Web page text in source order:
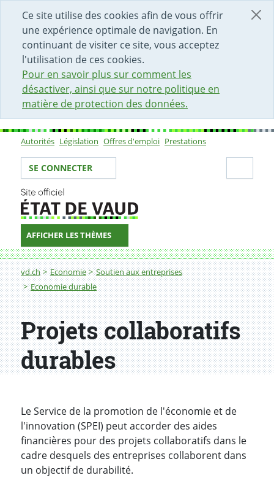
Ce site utilise des cookies afin de vous offrir
une expérience optimale de navigation. En
continuant de visiter ce site, vous acceptez
l'utilisation de ces cookies.
Pour en savoir plus sur comment les
désactiver, ainsi que sur notre politique en
matière de protection des données.
DÉBUT DU CONTENU DE LA PAGE
ACCÈS AU CHAMP DE RECHERCHE
PAGE D'ACCUEIL
FORMULAIRE DE CONTACT
Sous-navigation
Autorités Législation Offres d'emploi Prestations
Votre identité
SE CONNECTER
AFFICHER LES THÈMES
Fil d'Ariane
vd.ch Economie
Soutien aux entreprises
Economie durable
Projets collaboratifs
Projets collaboratifs
durables
Le Service de la promotion de l'économie et de
l'innovation (SPEI) peut accorder des aides
financières pour des projets collaboratifs dans le
cadre desquels des entreprises collaborent dans
un objectif de durabilité.